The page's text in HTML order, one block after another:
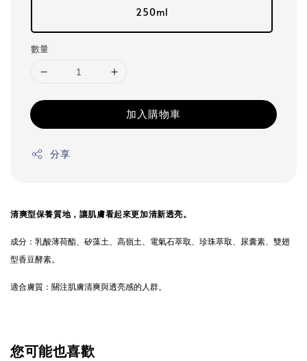
250ml
數量
加入購物車
分享
清爽型保養質地，讓肌膚看起來更加清新透亮。
成分： 乳酸薄荷酯、矽藻土、高嶺土、電氣石萃取、珍珠萃取、尿囊素、雙翅
型香豆酵素。
適合膚質：關注肌膚清爽與透亮感的人群。
您可能也喜歡